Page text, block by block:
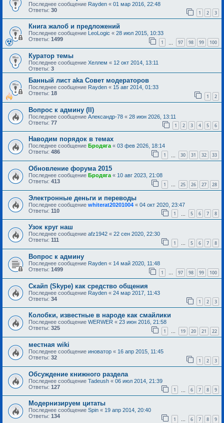
Последнее сообщение Rayden « 01 мар 2016, 22:48
Ответы: 30 1 2 3
Книга жалоб и предложений
Последнее сообщение LeoLogic « 28 июл 2015, 10:33
Ответы: 1499 1 97 98 99 100
Куратор темы
Последнее сообщение Хеллем « 12 окт 2014, 13:11
Ответы: 3
Банный лист aka Совет модераторов
Последнее сообщение Rayden « 15 авг 2014, 01:33
Ответы: 18 1 2
Вопрос к админу (II)
Последнее сообщение Александр-78 « 28 июн 2026, 13:11
Ответы: 77 1 2 3 4 5 6
Наводим порядок в темах
Последнее сообщение Бродяга« 03 фев 2026, 18:14
Ответы: 486 1 30 31 32 33
Обновление форума 2015
Последнее сообщение Бродяга « 10 авг 2023, 21:08
Ответы: 413 1 … 25 26 27 28
Электронные деньги и переводы
Последнее сообщение whiterat20201004 « 04 окт 2020, 23:47
Ответы: 110 1 5 6 7 8
Узок круг наш
Последнее сообщение afz1942 « 22 сен 2020, 22:30
Ответы: 111 1 … 5 6 7 8
Вопрос к админу
Последнее сообщение Rayden « 14 май 2020, 11:48
Ответы: 1499 1 … 97 98 99 100
Скайп (Skype) как средство общения
Последнее сообщение Rayden « 24 мар 2017, 11:43
Ответы: 34 1 2 3
Колобки, известные в народе как смайлики
Последнее сообщение WERWER « 23 июн 2016, 21:58
Ответы: 325 1 … 19 20 21 22
местная wiki
Последнее сообщение иноватор « 16 апр 2015, 11:45
Ответы: 32 1 2 3
Обсуждение книжного раздела
Последнее сообщение Tadeush « 06 июл 2014, 21:39
Ответы: 127 1 6 7 8 9
Модернизируем цитаты
Последнее сообщение Spin « 19 апр 2014, 20:40
Ответы: 134 1 … 6 7 8 9